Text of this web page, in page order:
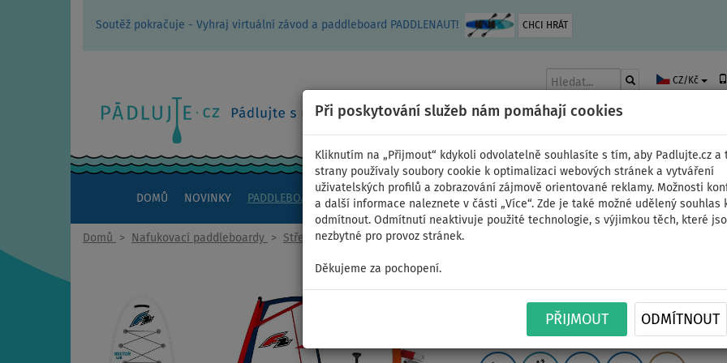
Soutěž pokračuje - Vyhraj virtuální závod a paddleboard PADDLENAUT! CHCI HRÁT
Při poskytování služeb nám pomáhají cookies
Kliknutím na „Přijmout“ kdykoli odvolatelně souhlasíte s tím, aby Padlujte.cz a
strany používaly soubory cookie k optimalizaci webových stránek a vytváření
uživatelských profilů a zobrazování zájmově orientované reklamy. Možnosti
a další informace naleznete v části „Více“. Zde je také možné udělený souhlas
odmítnout. Odmítnutí neaktivuje použité technologie, s výjimkou těch, které
nezbytné pro provoz stránek.
Děkujeme za pochopení.
PŘIJMOUT ODMÍTNOUT
CZ/Kč
DOMŮ NOVINKY PADDLEBOARDY KAJAKY ČLUNY A MOTORY PÁDLA PLACHTY OBLEČENÍ
Domů > Nafukovací paddleboardy > Střední univerzální
Paddleboard F2
plachtou -